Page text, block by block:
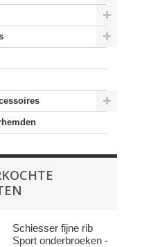
Schiesser fijne rib
Sport onderbroeken -